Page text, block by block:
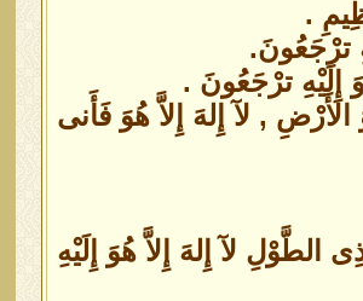
.
ترْجَعُونَ.
إِلَيْهِ ترْجَعُونَ .
, لآ إِلهَ إِلاَّ هُوَ فَأَنى
الطَّوْلِ لآ إِلهَ إِلاَّ هُوَ إِلَيْهِ